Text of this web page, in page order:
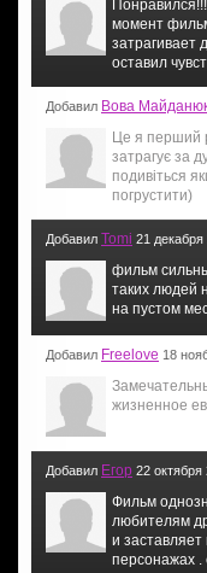
момент
затрагивает
оставил
Добавил Вова
Це я перший
затрагує за
подивіться
погрустити)
Добавил Tomi 21
фильм
таких людей
на пустом
Добавил Freelove 18
жизненное
Добавил Егор 22 октября
Фильм
любителям
и
персонажах